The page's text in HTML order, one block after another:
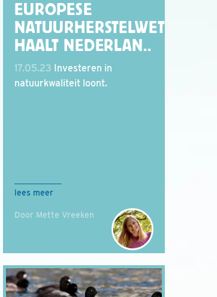
EUROPESE
NATUURHERSTELWET
HAALT NEDERLAN..
17.05.23 Investeren in
natuurkwaliteit loont.
lees meer
Door Mette Vreeken